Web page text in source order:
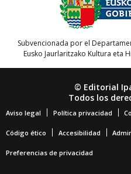
Subvencionada por el
Eusko Jaurlaritzako Kultura eta
© Editorial
Todos los
Aviso legal Política privacidad
Código ético Accesibilidad
Preferencias de privacidad